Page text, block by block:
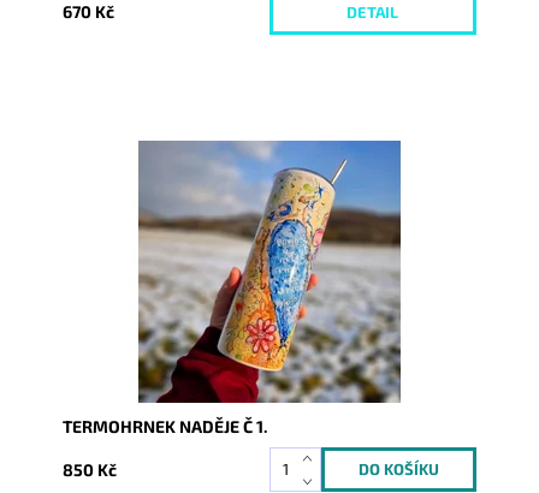
670 Kč DETAIL
Skladem
10107
TERMOHRNEK NADĚJE Č 1.
850 Kč